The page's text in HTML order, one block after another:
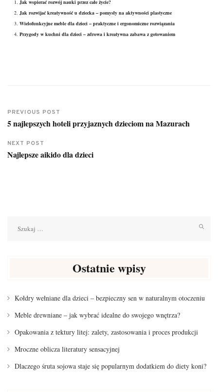
Jak wspierać rozwój nauki przez całe życie?
Jak rozwijać kreatywność u dziecka – pomysły na aktywności plastyczne
Wielofunkcyjne meble dla dzieci – praktyczne i ergonomiczne rozwiązania
Przygody w kuchni dla dzieci – zdrowa i kreatywna zabawa z gotowaniem
PREVIOUS POST
5 najlepszych hoteli przyjaznych dzieciom na Mazurach
NEXT POST
Najlepsze aikido dla dzieci
Ostatnie wpisy
Kołdry wełniane dla dzieci – bezpieczny sen w naturalnym otoczeniu
Meble drewniane – jak wybrać idealne do swojego wnętrza?
Opakowania z tektury litej: zalety, zastosowania i proces produkcji
Mroczne oblicza literatury sensacyjnej
Dlaczego śruta sojowa staje się popularnym dodatkiem do diety koni?